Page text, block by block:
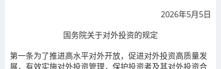
2026年5月5日
国务院关于对外投资的规定
第一条为了推进高水平对外开放，促进对外投资高质量发
展，有效实施对外投资管理，保护投资者及其对外投资合